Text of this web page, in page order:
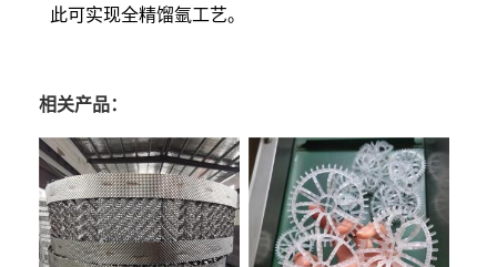
此可实现全精馏氩工艺。
相关产品：